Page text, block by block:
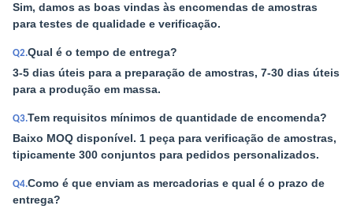
Sim, damos as boas vindas às encomendas de amostras
para testes de qualidade e verificação.
Q2.Qual é o tempo de entrega?
3-5 dias úteis para a preparação de amostras, 7-30 dias úteis
para a produção em massa.
Q3.Tem requisitos mínimos de quantidade de encomenda?
Baixo MOQ disponível. 1 peça para verificação de amostras,
tipicamente 300 conjuntos para pedidos personalizados.
Q4.Como é que enviam as mercadorias e qual é o prazo de
entrega?